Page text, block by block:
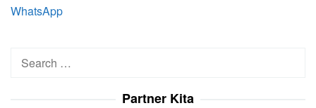
WhatsApp
Search
Partner Kita